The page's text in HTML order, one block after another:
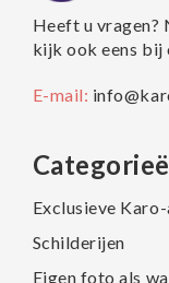
Heeft u vragen?
kijk ook eens bij
E-mail:
Exclusieve
Schilderijen
Eigen foto als